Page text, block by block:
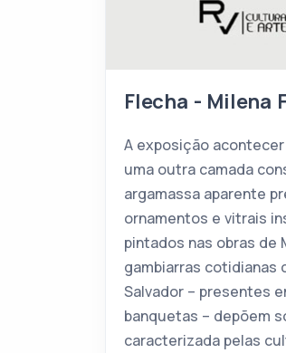
Flecha - Milena
A exposição
uma outra camada
argamassa aparente
ornamentos e vitrais
pintados nas obras de
gambiarras cotidianas
Salvador – presentes
banquetas – depõem
caracterizada pelas